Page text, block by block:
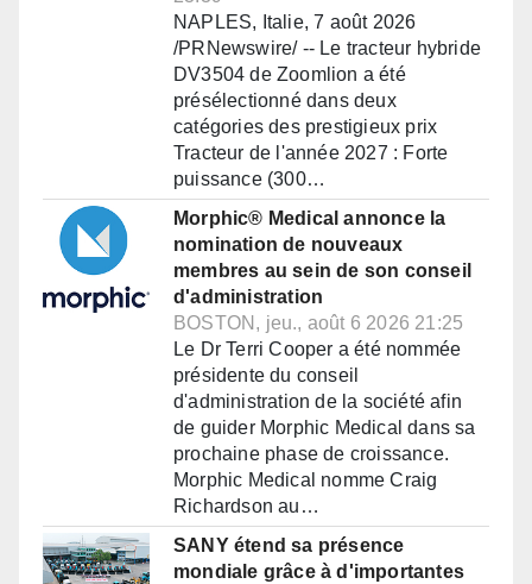
NAPLES, Italie, 7 août 2026
/PRNewswire/ -- Le tracteur hybride
DV3504 de Zoomlion a été
présélectionné dans deux
catégories des prestigieux prix
Tracteur de l'année 2027 : Forte
puissance (300…
Morphic® Medical annonce la
nomination de nouveaux
membres au sein de son conseil
d'administration
BOSTON, jeu., août 6 2026 21:25
Le Dr Terri Cooper a été nommée
présidente du conseil
d'administration de la société afin
de guider Morphic Medical dans sa
prochaine phase de croissance.
Morphic Medical nomme Craig
Richardson au…
SANY étend sa présence
mondiale grâce à d'importantes